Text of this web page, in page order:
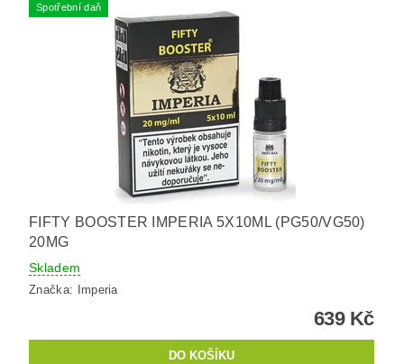
Spotřební daň
FIFTY BOOSTER IMPERIA 5X10ML (PG50/VG50)
20MG
Skladem
Značka: Imperia
639 Kč